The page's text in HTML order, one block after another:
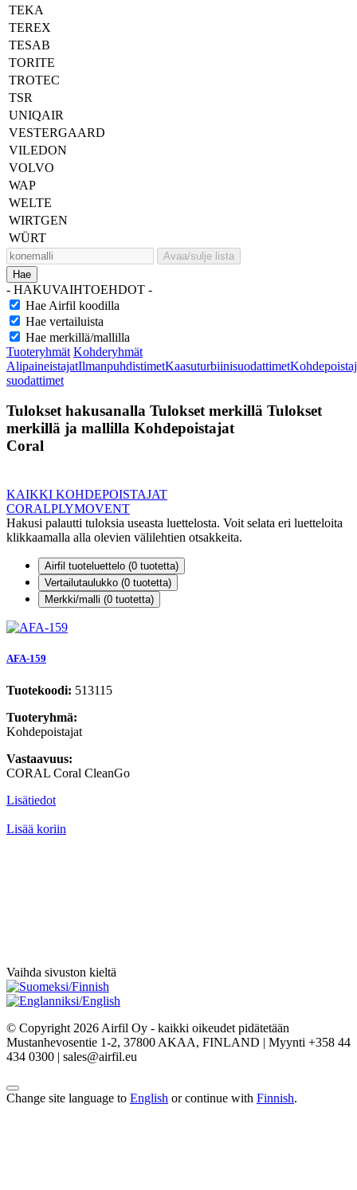
TEKA
TEREX
TESAB
TORITE
TROTEC
TSR
UNIQAIR
VESTERGAARD
VILEDON
VOLVO
WAP
WELTE
WIRTGEN
WÜRT
Avaa/sulje lista
Hae
- HAKUVAIHTOEHDOT -
Hae Airfil koodilla
Hae vertailuista
Hae merkillä/mallilla
Tuoteryhmät Kohderyhmät
AlipaineistajatIlmanpuhdistimetKaasuturbiinisuodattimet
suodattimet
Tulokset hakusanalla Tulokset merkillä Tulokset
merkillä ja mallilla Kohdepoistajat
Coral
KAIKKI KOHDEPOISTAJAT
CORALPLYMOVENT
Hakusi palautti tuloksia useasta luettelosta. Voit selata eri luetteloita
klikkaamalla alla olevien välilehtien otsakkeita.
Airfil tuoteluettelo (0 tuotetta)
Vertailutaulukko (0 tuotetta)
Merkki/malli (0 tuotetta)
AFA-159
Tuotekoodi: 513115
Tuoteryhmä:
Kohdepoistajat
Vastaavuus:
CORAL Coral CleanGo
Lisätiedot
Lisää koriin
Vaihda sivuston kieltä
© Copyright 2026 Airfil Oy - kaikki oikeudet pidätetään
Mustanhevosentie 1-2, 37800 AKAA, FINLAND | Myynti +358 44
434 0300 | sales@airfil.eu
Change site language to English or continue with Finnish.